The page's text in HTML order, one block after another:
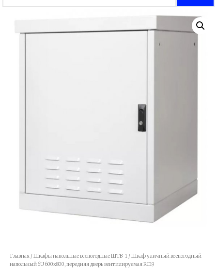
Главная /Шкафы напольные всепогодные ШТВ-1 / Шкаф уличный всепогодный
напольный 6U 600х800, передняя дверь вентилируемая RC19